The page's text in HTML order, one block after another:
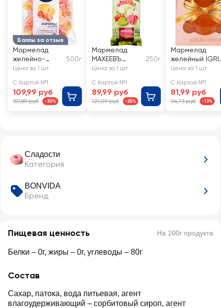
Сладости
Категория
BONVIDA
Бренд
Пищевая ценность На 100г продукта
Белки – 0г, жиры – 0г, углеводы – 80г
Состав
Сахар, патока, вода питьевая, агент
влагоудерживающий – сорбитовый сироп, агент
Баллы за отзыв
Мармелад
желейно-
формовой
Ассорти со
вкусом
сицилийского
500г
Цена за 1 шт
С Картой №1
109,99 руб
157,89 руб -30%
Мармелад
МАХЕЕВЪ
Фруктовый
250г
Цена за 1 шт
С Картой №1
89,99 руб
121,09 руб -25%
Мармелад
желейный
Апельсинка
Цена за 1 шт
С Картой №1
81,99 руб
94,73 руб -13%